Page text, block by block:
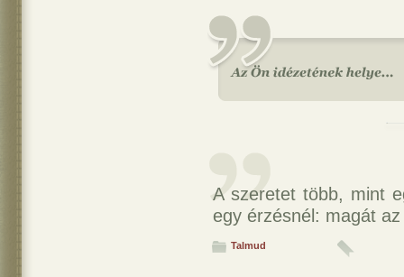
A szeretet több, mint
egy érzésnél: magát
Talmud